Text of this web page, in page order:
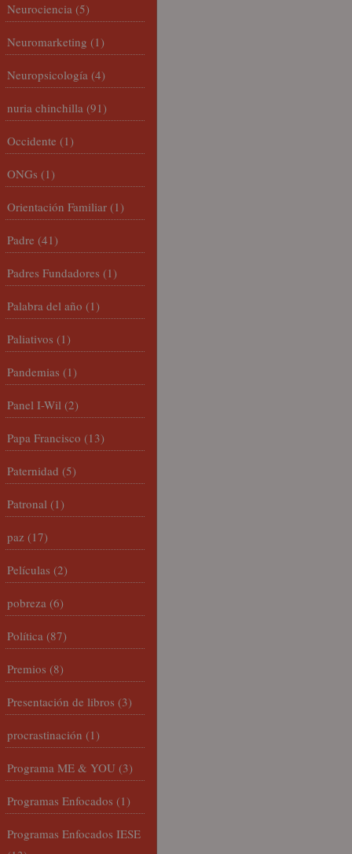
Neurociencia (5)
Neuromarketing (1)
Neuropsicología (4)
nuria chinchilla (91)
Occidente (1)
ONGs (1)
Orientación Familiar (1)
Padre (41)
Padres Fundadores (1)
Palabra del año (1)
Paliativos (1)
Pandemias (1)
Panel I-Wil (2)
Papa Francisco (13)
Paternidad (5)
Patronal (1)
paz (17)
Películas (2)
pobreza (6)
Política (87)
Premios (8)
Presentación de libros (3)
procrastinación (1)
Programa ME & YOU (3)
Programas Enfocados (1)
Programas Enfocados IESE